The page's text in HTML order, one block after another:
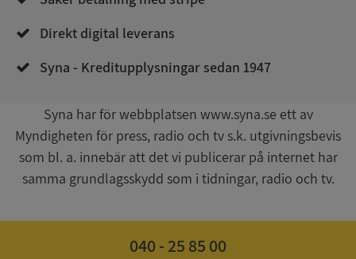
Direkt digital leverans
Syna - Kreditupplysningar sedan 1947
Syna har för webbplatsen www.syna.se ett av
Myndigheten för press, radio och tv s.k. utgivningsbevis
som bl. a. innebär att det vi publicerar på internet har
samma grundlagsskydd som i tidningar, radio och tv.
040 - 25 85 00
VISITOR_PRIVACY_METADATA
YouTube
.youtube.com
5 månader
4 veckor
Google
Privacy Policy